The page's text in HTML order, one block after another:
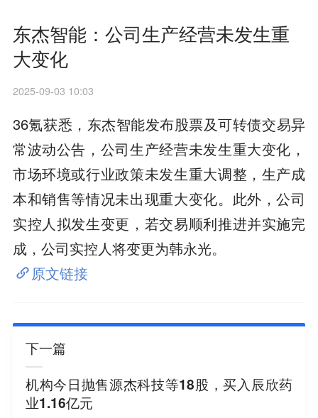
东杰智能：公司生产经营未发生重
大变化
2025-09-03 10:03
36氪获悉，东杰智能发布股票及可转债交易异
常波动公告，公司生产经营未发生重大变化，
市场环境或行业政策未发生重大调整，生产成
本和销售等情况未出现重大变化。此外，公司
实控人拟发生变更，若交易顺利推进并实施完
成，公司实控人将变更为韩永光。
原文链接
下一篇
机构今日抛售源杰科技等18股，买入辰欣药
业1.16亿元